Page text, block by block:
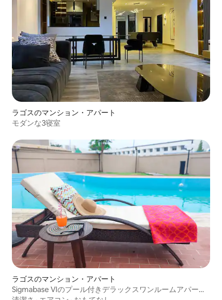
ラゴスのマンション・アパート
モダンな3寝室
ラゴスのマンション・アパート
Sigmabase VIのプール付きデラックスワンルームアパート